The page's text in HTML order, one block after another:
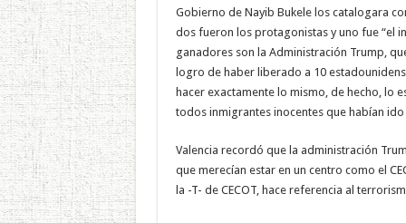
Gobierno de Nayib Bukele los catalogara
dos fueron los protagonistas y uno fue “el
ganadores son la Administración Trump,
logro de haber liberado a 10
hacer exactamente lo mismo, de hecho, lo
todos inmigrantes inocentes que habían ido
Valencia recordó que la administración
que merecían estar en un centro como el
la -T- de CECOT, hace referencia al